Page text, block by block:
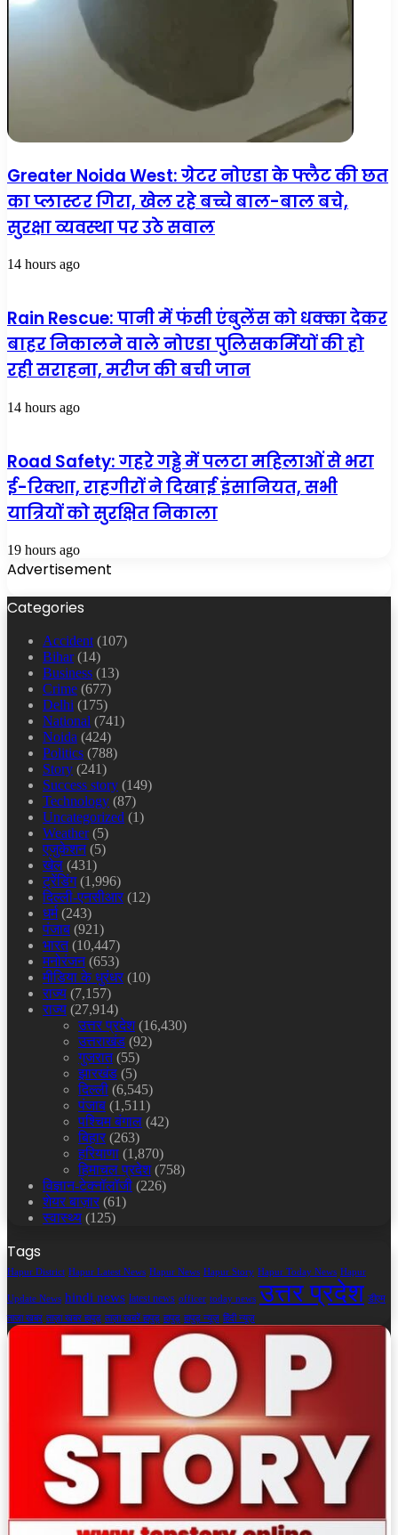
Greater Noida West: ग्रेटर नोएडा के फ्लैट की छत
का प्लास्टर गिरा, खेल रहे बच्चे बाल-बाल बचे,
सुरक्षा व्यवस्था पर उठे सवाल
14 hours ago
Rain Rescue: पानी में फंसी एंबुलेंस को धक्का देकर
बाहर निकालने वाले नोएडा पुलिसकर्मियों की हो
रही सराहना, मरीज की बची जान
14 hours ago
Road Safety: गहरे गड्ढे में पलटा महिलाओं से भरा
ई-रिक्शा, राहगीरों ने दिखाई इंसानियत, सभी
यात्रियों को सुरक्षित निकाला
19 hours ago
Advertisement
Categories
Accident (107)
Bihar(14)
Business (13)
Crime (677)
Delhi (175)
National (741)
Noida (424)
Politics (788)
Story (241)
Success story (149)
Technology (87)
Uncategorized (1)
Weather(5)
एजुकेशन(5)
खेल (431)
ट्रेंडिंग(1,996)
दिल्ली-एनसीआर (12)
धर्म(243)
पंजाब (921)
भारत(10,447)
मनोरंजन(653)
मीडिया के धुरंधर (10)
राज्य (7,157)
राज्य (27,914)
उत्तर प्रदेश(16,430)
उत्तराखंड (92)
गुजरात(55)
झारखंड (5)
दिल्ली (6,545)
पंजाब (1,511)
पश्चिम बंगाल (42)
बिहार (263)
हरियाणा (1,870)
हिमाचल प्रदेश(758)
विज्ञान-टेक्नॉलॉजी (226)
शेयर बाज़ार (61)
स्वास्थ्य (125)
Tags
Hapur District Hapur Latest News Hapur News Hapur Story Hapur Today News Hapur
Update News hindi news latest news officer today news उत्तर प्रदेश डीएम
ताजा खबर ताज़ा खबर हापुड़ ताज़ा खबरें हापुड़ हापुड़ हापुड़ न्यूज़ हिंदी न्यूज़